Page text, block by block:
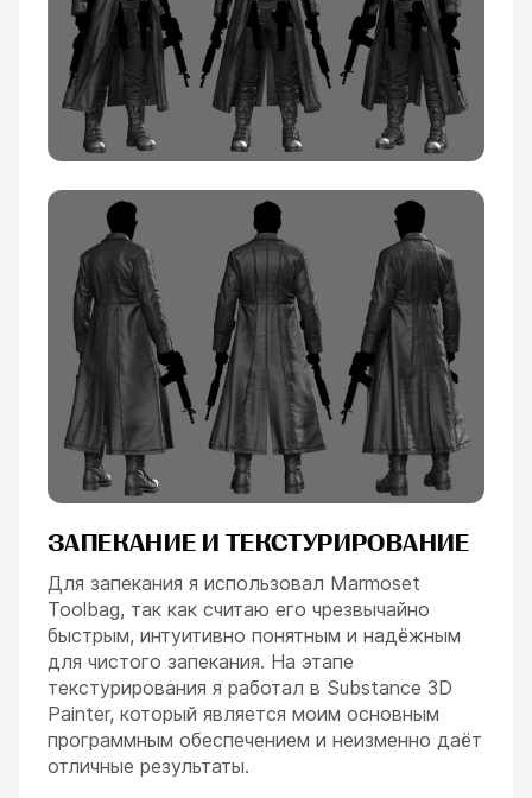
ЗАПЕКАНИЕ И ТЕКСТУРИРОВАНИЕ
Для запекания я использовал Marmoset
Toolbag, так как считаю его чрезвычайно
быстрым, интуитивно понятным и надёжным
для чистого запекания. На этапе
текстурирования я работал в Substance 3D
Painter, который является моим основным
программным обеспечением и неизменно даёт
отличные результаты.